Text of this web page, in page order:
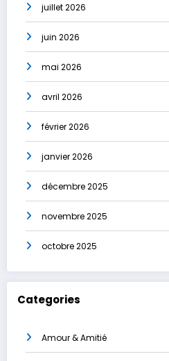
juillet 2026
juin 2026
mai 2026
avril 2026
février 2026
janvier 2026
décembre 2025
novembre 2025
octobre 2025
Categories
Amour & Amitié